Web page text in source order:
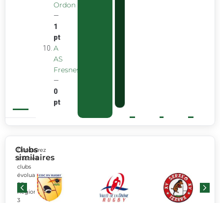
Ordon
—
1
pt
A
AS
Fresnes
—
0
pt
Clubs
similaires
Découvrez
d’autres
clubs
évoluant
en
Régionale
3